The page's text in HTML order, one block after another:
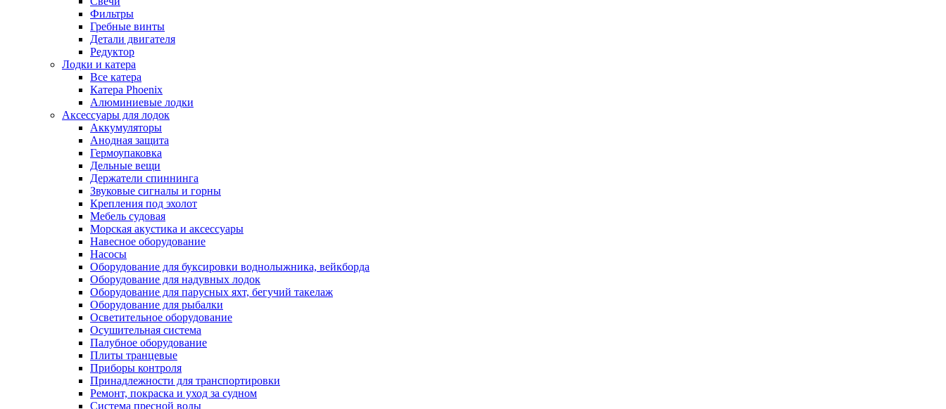
Фильтры
Гребные винты
Детали двигателя
Редуктор
Лодки и катера
Все катера
Катера Phoenix
Алюминиевые лодки
Аксессуары для лодок
Аккумуляторы
Анодная защита
Гермоупаковка
Дельные вещи
Держатели спиннинга
Звуковые сигналы и горны
Крепления под эхолот
Мебель судовая
Морская акустика и аксессуары
Навесное оборудование
Насосы
Оборудование для буксировки воднолыжника, вейкборда
Оборудование для надувных лодок
Оборудование для парусных яхт, бегучий такелаж
Оборудование для рыбалки
Осветительное оборудование
Осушительная система
Палубное оборудование
Плиты транцевые
Приборы контроля
Принадлежности для транспортировки
Ремонт, покраска и уход за судном
Система пресной воды